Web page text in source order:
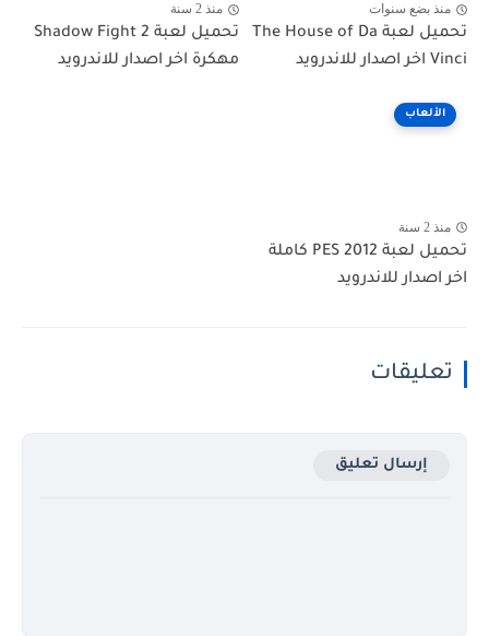
منذ بضع سنوات
تحميل لعبة The House of Da
Vinci اخر اصدار للاندرويد
منذ 2 سنة
تحميل لعبة Shadow Fight 2
مهكرة اخر اصدار للاندرويد
الألعاب
منذ 2 سنة
تحميل لعبة PES 2012 كاملة
اخر اصدار للاندرويد
تعليقات
إرسال تعليق